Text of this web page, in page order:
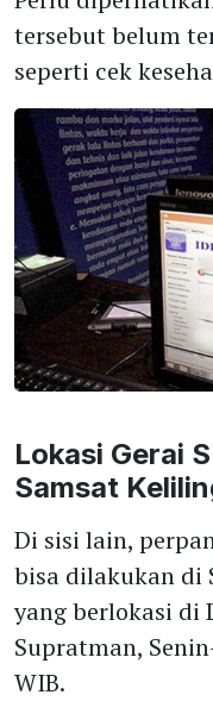
tersebut belum
seperti cek
Lokasi Gerai
Samsat
Di sisi lain,
bisa dilakukan di
yang berlokasi di
Supratman,
WIB.